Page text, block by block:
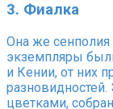
3. Фиалка
Она же
экземпляры
и Кении, от них
цветками,